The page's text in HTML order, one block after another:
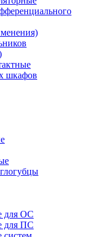
шкафов
для ОС
для ПС